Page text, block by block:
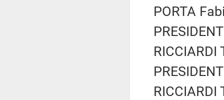
PORTA